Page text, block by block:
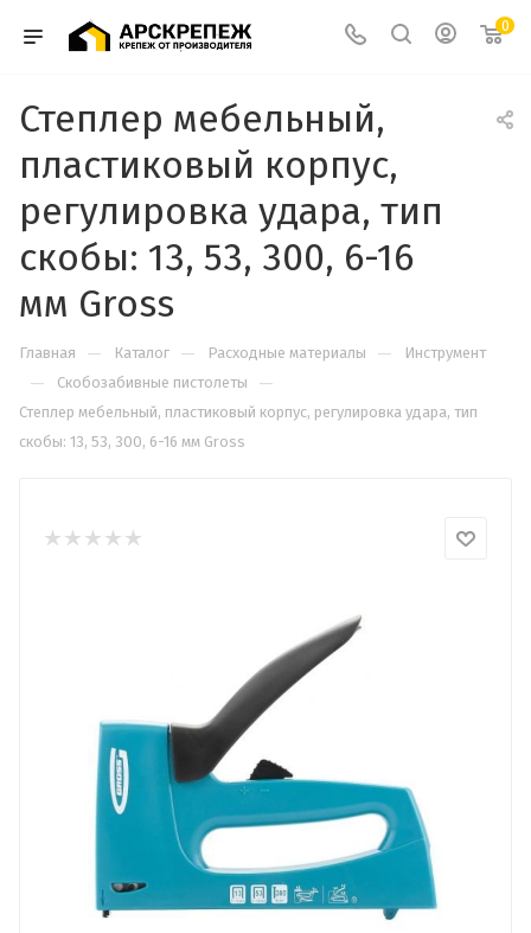
0
Степлер мебельный,
пластиковый корпус,
регулировка удара, тип
скобы: 13, 53, 300, 6-16
мм Gross
Главная — Каталог — Расходные материалы — Инструмент
— Скобозабивные пистолеты —
Степлер мебельный, пластиковый корпус, регулировка удара, тип
скобы: 13, 53, 300, 6-16 мм Gross